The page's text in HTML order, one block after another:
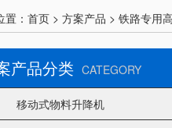
： 首页 > 方案产品 > 铁路专用
产品分类 CATEGORY
移动式物料升降机